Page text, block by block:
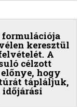
keresztül
A
célzott
hogy
tápláljuk,